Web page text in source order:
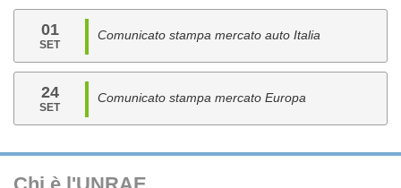
01
SET
Comunicato stampa mercato auto Italia
24
SET
Comunicato stampa mercato Europa